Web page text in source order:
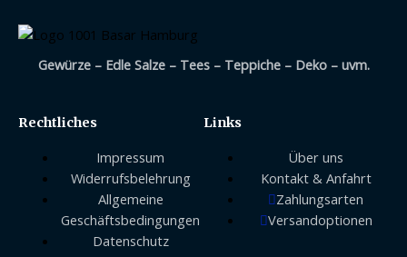
Gewürze – Edle Salze – Tees – Teppiche – Deko – uvm.
Rechtliches
Impressum
Widerrufsbelehrung
Allgemeine
Geschäftsbedingungen
Datenschutz
Links
Über uns
Kontakt & Anfahrt
Zahlungsarten
Versandoptionen